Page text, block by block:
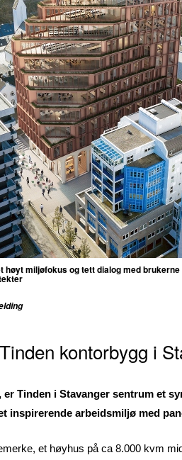
miljøfokus og tett dialog med
kontorbygg i
Tinden i Stavanger sentrum et
inspirerende arbeidsmiljø med
et høyhus på ca 8.000 kvm